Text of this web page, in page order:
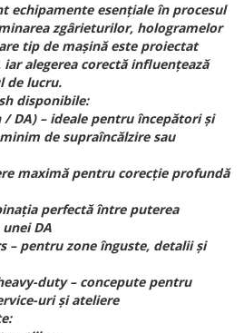
echipamente esențiale în procesul
zgârieturilor, hologramelor
tip de mașină este proiectat
alegerea corectă influențează
de lucru.
disponibile:
DA) – ideale pentru începători și
de supraîncălzire sau
maximă pentru corecție profundă
perfectă între puterea
DA
– pentru zone înguste, detalii și
duty – concepute pentru
uri și ateliere